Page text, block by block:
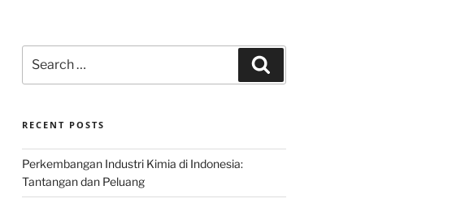
for:
RECENT POSTS
Perkembangan Industri Kimia di Indonesia:
Tantangan dan Peluang